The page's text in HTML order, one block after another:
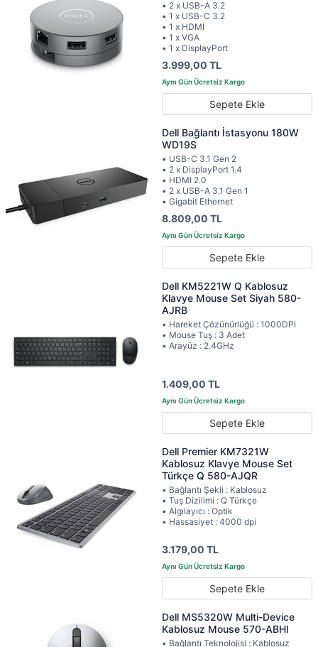
• 2 x USB-A 3.2
• 1 x USB-C 3.2
• 1 x HDMI
• 1 x VGA
• 1 x DisplayPort
3.999,00 TL
Sepete Ekle
Dell Bağlantı İstasyonu 180W
WD19S
• USB-C 3.1 Gen 2
• 2 x DisplayPort 1.4
• HDMI 2.0
• 2 x USB-A 3.1 Gen 1
• Gigabit Ethernet
8.809,00 TL
Sepete Ekle
Dell KM5221W Q Kablosuz
Klavye Mouse Set Siyah 580-
AJRB
• Hareket Çözünürlüğü : 1000DPI
• Mouse Tuş : 3 Adet
• Arayüz : 2.4GHz
1.409,00 TL
Sepete Ekle
Dell Premier KM7321W
Kablosuz Klavye Mouse Set
Türkçe Q 580-AJQR
• Bağlantı Şekli : Kablosuz
• Tuş Dizilimi : Q Türkçe
• Algılayıcı : Optik
• Hassasiyet : 4000 dpi
3.179,00 TL
Sepete Ekle
Dell MS5320W Multi-Device
Kablosuz Mouse 570-ABHI
• Bağlantı Teknolojisi : Kablosuz